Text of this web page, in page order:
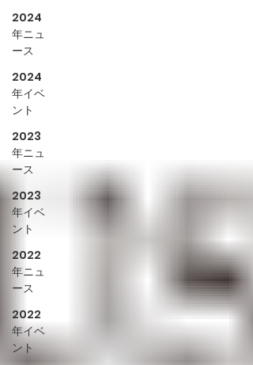
2024
年ニュ
ース
2024
年イベ
ント
2023
年ニュ
ース
2023
年イベ
ント
2022
年ニュ
ース
2022
年イベ
ント